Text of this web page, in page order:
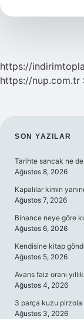
https://
https://nup.com.tr
SON YAZILAR
Tarihte sancak ne
Ağustos 8, 2026
Kapalılar kimin
Ağustos 7, 2026
Binance neye göre
Ağustos 6, 2026
Kendisine kitap
Ağustos 5, 2026
Avans faiz oranı yıllık
Ağustos 4, 2026
3 parça kuzu pirzola
Ağustos 3, 2026